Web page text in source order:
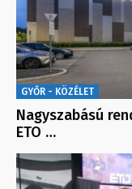
GYŐR - KÖZÉLET
Nagyszabású
ETO …